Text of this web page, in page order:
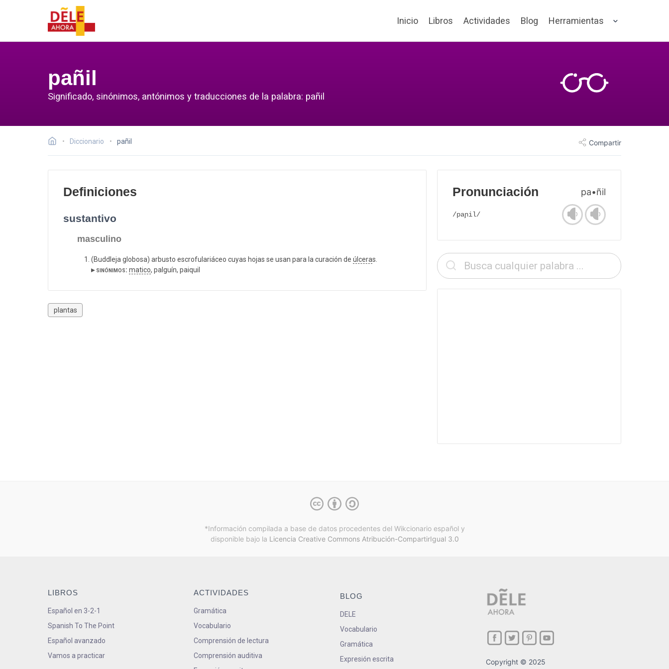
Inicio Libros Actividades Blog Herramientas
pañil
Significado, sinónimos, antónimos y traducciones de la palabra: pañil
Diccionario pañil Compartir
Definiciones
sustantivo
masculino
(Buddleja globosa) arbusto escrofulariáceo cuyas hojas se usan para la curación de úlceras.
▸ sinónimos: matico, palguín, paiquil
plantas
Pronunciación pa•ñil
/paɲil/
*Información compilada a base de datos procedentes del Wikcionario español y
disponible bajo la Licencia Creative Commons Atribución-CompartirIgual 3.0
LIBROS
Español en 3-2-1
Spanish To The Point
Español avanzado
Vamos a practicar
ACTIVIDADES
Gramática
Vocabulario
Comprensión de lectura
Comprensión auditiva
BLOG
DELE
Vocabulario
Gramática
Expresión escrita
Copyright © 2025